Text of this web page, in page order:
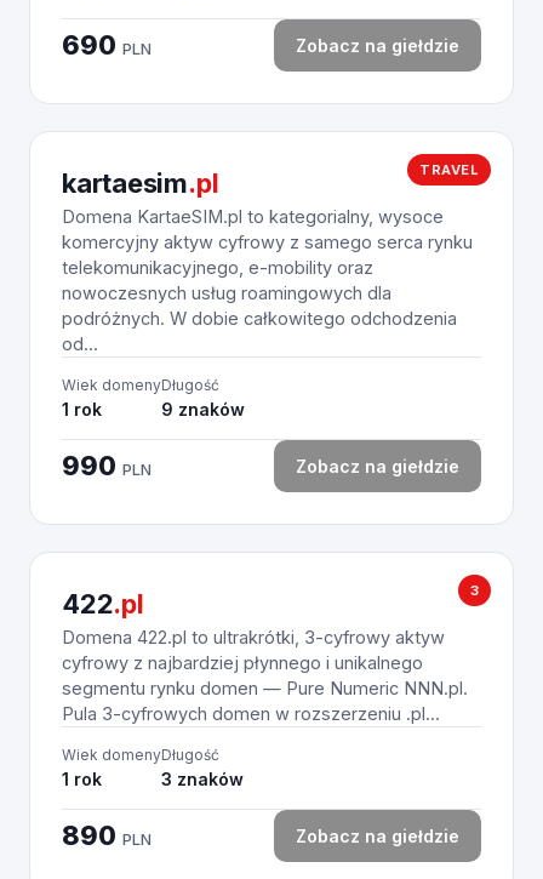
690 PLN Zobacz na giełdzie
TRAVEL
kartaesim.pl
Domena KartaeSIM.pl to kategorialny, wysoce
komercyjny aktyw cyfrowy z samego serca rynku
telekomunikacyjnego, e-mobility oraz
nowoczesnych usług roamingowych dla
podróżnych. W dobie całkowitego odchodzenia
od...
Wiek domeny
1 rok
Długość
9 znaków
990 PLN Zobacz na giełdzie
3
422.pl
Domena 422.pl to ultrakrótki, 3-cyfrowy aktyw
cyfrowy z najbardziej płynnego i unikalnego
segmentu rynku domen — Pure Numeric NNN.pl.
Pula 3-cyfrowych domen w rozszerzeniu .pl...
Wiek domeny
1 rok
Długość
3 znaków
890 PLN Zobacz na giełdzie